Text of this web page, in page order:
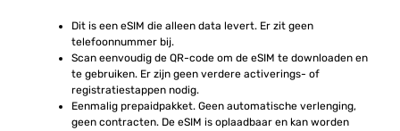
Dit is een eSIM die alleen data levert. Er zit geen
telefoonnummer bij.
Scan eenvoudig de QR-code om de eSIM te downloaden en
te gebruiken. Er zijn geen verdere activerings- of
registratiestappen nodig.
Eenmalig prepaidpakket. Geen automatische verlenging,
geen contracten. De eSIM is oplaadbaar en kan worden